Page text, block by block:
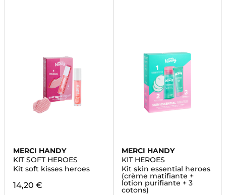
MERCI HANDY
KIT SOFT HEROES
Kit soft kisses heroes
14,20 €
MERCI HANDY
KIT HEROES
Kit skin essential heroes
(crème matifiante +
lotion purifiante + 3
cotons)